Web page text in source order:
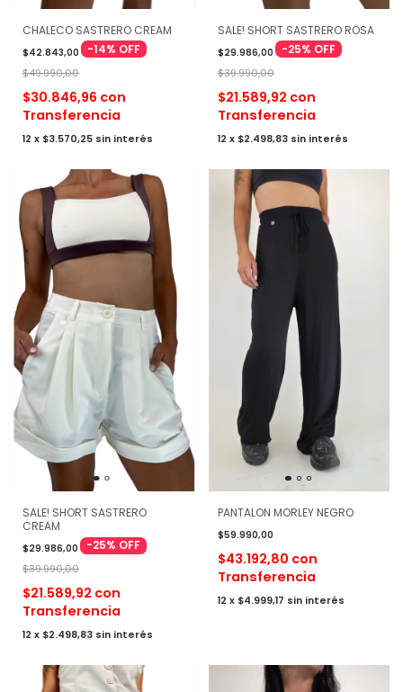
CHALECO SASTRERO CREAM
$42.843,00 -14% OFF
$49.990,00
$30.846,96 con
Transferencia
12 x $3.570,25 sin interés
SALE! SHORT SASTRERO ROSA
$29.986,00 -25% OFF
$39.990,00
$21.589,92 con
Transferencia
12 x $2.498,83 sin interés
SALE! SHORT SASTRERO
CREAM
$29.986,00 -25% OFF
$39.990,00
$21.589,92 con
Transferencia
12 x $2.498,83 sin interés
PANTALON MORLEY NEGRO
$59.990,00
$43.192,80 con
Transferencia
12 x $4.999,17 sin interés